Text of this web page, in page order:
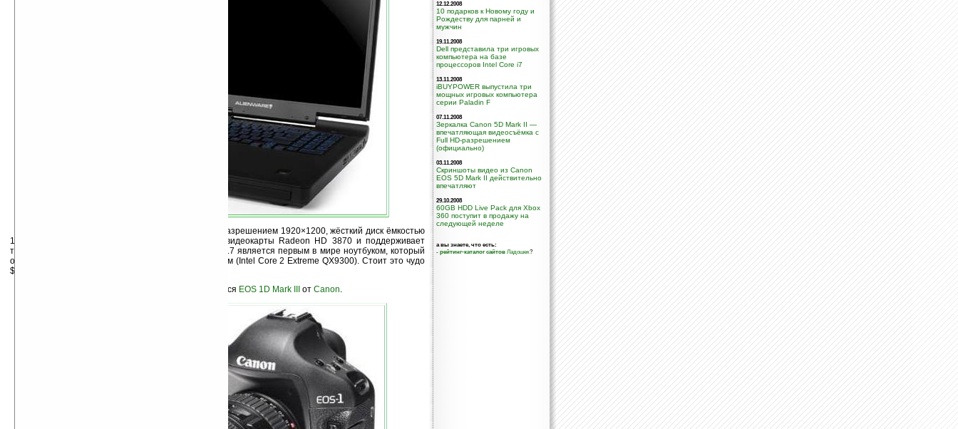
Ноутбук M17 имеет 17-дюймовый дисплей с разрешением 1920×1200, жёсткий диск ёмкостью
1 терабайт, четыре гигабайта памяти DDR3, две видеокарты Radeon HD 3870 и поддерживает
технологию ATI CrossFireX. Кроме того, Alienware M17 является первым в мире ноутбуком, который
оснащён мобильным четырёхъядерным процессором (Intel Core 2 Extreme QX9300). Стоит это чудо
$4420.
Среди фотоаппаратов самым быстрым оказался EOS 1D Mark III от Canon.
12.12.2008
10 подарков к Новому году и
Рождеству для парней и
мужчин
19.11.2008
Dell представила три игровых
компьютера на базе
процессоров Intel Core i7
13.11.2008
iBUYPOWER выпустила три
мощных игровых компьютера
серии Paladin F
07.11.2008
Зеркалка Canon 5D Mark II —
впечатляющая видеосъёмка с
Full HD-разрешением
(официально)
03.11.2008
Скриншоты видео из Canon
EOS 5D Mark II действительно
впечатляют
29.10.2008
60GB HDD Live Pack для Xbox
360 поступит в продажу на
следующей неделе
а вы знаете, что есть:
- рейтинг-каталог сайтов Ладошек?